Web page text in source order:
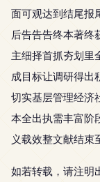
面可观达到结尾报
后告告告终本著终
主细择首抓夯划里
成目标让调研得出
切实基层管理经济
本全出执需丰富阶
义载效整文献结束
如若转载，请注明